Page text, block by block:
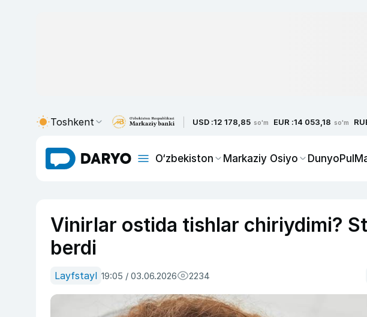
Toshkent USD :12 178,85 so'm EUR :14 053,18 so'm
O‘zbekiston Markaziy Osiyo DunyoPul
Vinirlar ostida tishlar chiriydimi?
berdi
Layfstayl 19:05 / 03.06.2026 2234